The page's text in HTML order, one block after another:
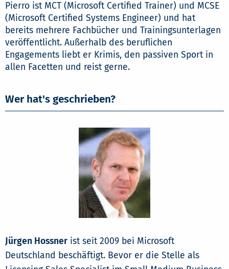
Pierro ist MCT (Microsoft Certified Trainer) und MCSE
(Microsoft Certified Systems Engineer) und hat
bereits mehrere Fachbücher und Trainingsunterlagen
veröffentlicht. Außerhalb des beruflichen
Engagements liebt er Krimis, den passiven Sport in
allen Facetten und reist gerne.
Wer hat's geschrieben?
Jürgen Hossner ist seit 2009 bei Microsoft
Deutschland beschäftigt. Bevor er die Stelle als